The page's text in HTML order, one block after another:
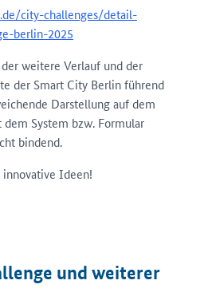
city-challenges/detail-
berlin-2025
weitere Verlauf und der
der Smart City Berlin führend
Darstellung auf dem
System bzw. Formular
bindend.
Ideen!
und weiterer